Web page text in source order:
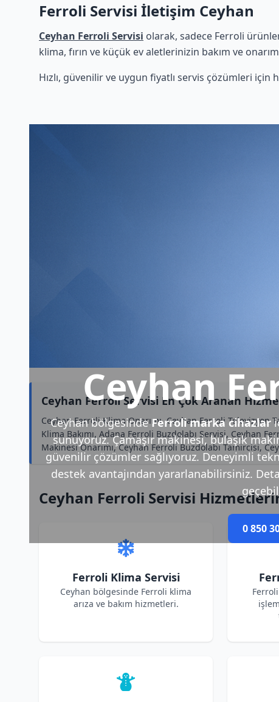
Ferroli Servisi İletişim Ceyhan
Ceyhan Ferroli Servisi olarak, sadece Ferroli
klima, fırın ve küçük ev aletlerinizin bakım ve
Hızlı, güvenilir ve uygun fiyatlı servis çözümleri için
Ceyhan
Ceyhan bölgesindeFerroli marka cihazlar
sunuyoruz. Çamaşır makinesi, bulaşık
güvenilir çözümler sağlıyoruz. Deneyimli
destek avantajından yararlanabilirsiniz.
0 850
Ceyhan Ferroli Servisi En Çok Aranan
Ceyhan Ferroli Klima Onarımı, Ceyhan Ferroli
Klima Bakımı, Adana Ferroli Buzdolabı Servisi, Ceyhan
Makinesi Onarımı, Ceyhan Ferroli Buzdolabı Tamircisi,
Ceyhan Ferroli Servisi
Ferroli Klima Servisi
Ceyhan bölgesinde Ferroli klima
arıza ve bakım hizmetleri.